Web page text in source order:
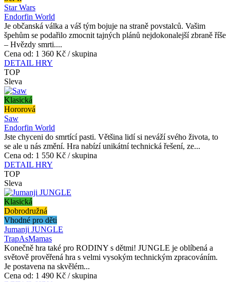
Star Wars
Endorfin World
Je občanská válka a váš tým bojuje na straně povstalců. Vašim
špehům se podařilo zmocnit tajných plánů nejdokonalejší zbraně říše
– Hvězdy smrti....
Cena od: 1 360 Kč / skupina
DETAIL HRY
TOP
Sleva
Klasická
Hororová
Saw
Endorfin World
Jste chyceni do smrtící pasti. Většina lidí si neváží svého života, to
se ale u nás změní. Hra nabízí unikátní technická řešení, ze...
Cena od: 1 550 Kč / skupina
DETAIL HRY
TOP
Sleva
Klasická
Dobrodružná
Vhodné pro děti
Jumanji JUNGLE
TrapAsMamas
Konečně hra také pro RODINY s dětmi! JUNGLE je oblíbená a
světově prověřená hra s velmi vysokým technickým zpracováním.
Je postavena na skvělém...
Cena od: 1 490 Kč / skupina